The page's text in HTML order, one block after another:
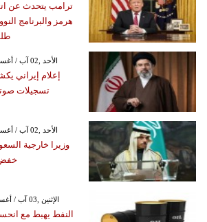
ترامب يتحدث عن
هرمز والبرنامج
GMT 11:08 2026 الأحد ,02 آب / أغسطس
إعلام إيراني
تسجيلات
GMT 20:19 2026 الأحد ,02 آب / أغسطس
وزيرا خارجية
خفض
GMT 07:57 2026 الإثنين ,03 آب / أغسطس
النفط يهبط مع